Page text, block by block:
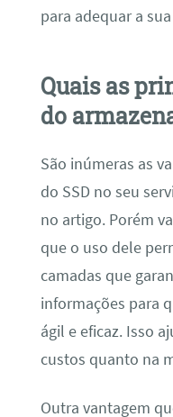
para adequar a
Quais as
do
São inúmeras as
do SSD no seu
no artigo. Porém
que o uso dele
camadas que
informações para
ágil e eficaz. Isso
custos quanto na
Outra vantagem